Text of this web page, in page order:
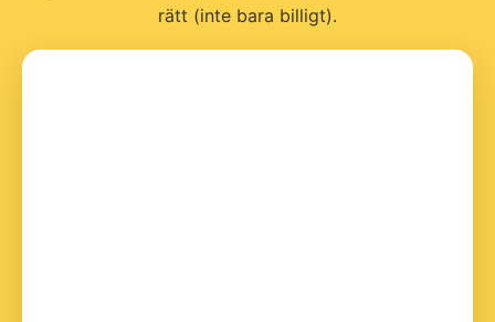
rätt (inte bara billigt).